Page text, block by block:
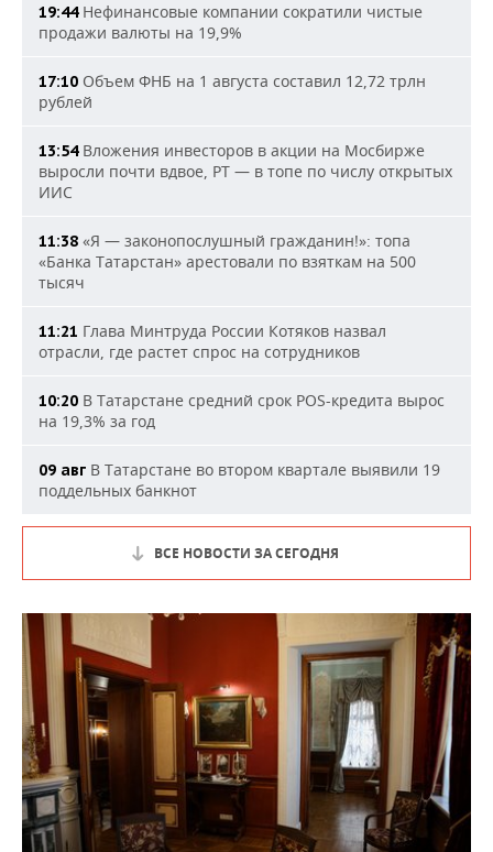
19:44Нефинансовые компании сократили чистые
продажи валюты на 19,9%
17:10 Объем ФНБ на 1 августа составил 12,72 трлн
рублей
13:54Вложения инвесторов в акции на Мосбирже
выросли почти вдвое, РТ — в топе по числу открытых
ИИС
11:38 «Я — законопослушный гражданин!»: топа
«Банка Татарстан» арестовали по взяткам на 500
тысяч
11:21 Глава Минтруда России Котяков назвал
отрасли, где растет спрос на сотрудников
10:20 В Татарстане средний срок POS-кредита вырос
на 19,3% за год
09 авг В Татарстане во втором квартале выявили 19
поддельных банкнот
ВСЕ НОВОСТИ ЗА СЕГОДНЯ